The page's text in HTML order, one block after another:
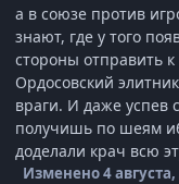
а в союзе против
знают, где у того
стороны отправить
Ордосовский
враги. И даже успев
получишь по шеям
доделали крач всю
Изменено4